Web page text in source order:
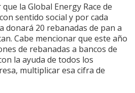
la Global Energy Race de
sentido social y por cada
donará 20 rebanadas de pan a
Cabe mencionar que este año
de rebanadas a bancos de
la ayuda de todos los
multiplicar esa cifra de